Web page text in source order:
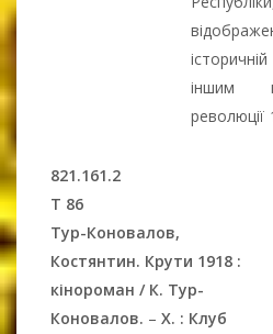
іншим
революції
821.161.2
Т 86
Тур-Коновалов,
Костянтин. Крути 1918 :
кінороман / К. Тур-
Коновалов. – Х. : Клуб